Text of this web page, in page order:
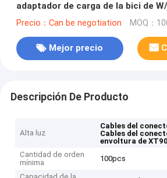
adaptador de carga de la bici de
Precio：Can be negotiation MOQ：
Mejor precio
Descripción De Producto
Alta luz
Cables del
Cables del
envoltura de
Cantidad de orden
mínima
100pcs